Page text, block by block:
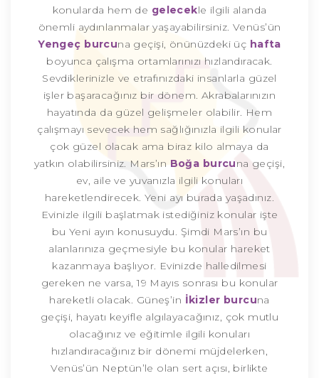
konularda hem de gelecekle ilgili alanda
önemli aydınlanmalar yaşayabilirsiniz. Venüs’ün
Yengeç burcuna geçişi, önünüzdeki üç hafta
boyunca çalışma ortamlarınızı hızlandıracak.
Sevdiklerinizle ve etrafınızdaki insanlarla güzel
işler başaracağınız bir dönem. Akrabalarınızın
hayatında da güzel gelişmeler olabilir. Hem
çalışmayı sevecek hem sağlığınızla ilgili konular
çok güzel olacak ama biraz kilo almaya da
yatkın olabilirsiniz. Mars’ın Boğa burcuna geçişi,
ev, aile ve yuvanızla ilgili konuları
hareketlendirecek. Yeni ayı burada yaşadınız.
Evinizle ilgili başlatmak istediğiniz konular işte
bu Yeni ayın konusuydu. Şimdi Mars’ın bu
alanlarınıza geçmesiyle bu konular hareket
kazanmaya başlıyor. Evinizde halledilmesi
gereken ne varsa, 19 Mayıs sonrası bu konular
hareketli olacak. Güneş’in İkizler burcuna
geçişi, hayatı keyifle algılayacağınız, çok mutlu
olacağınız ve eğitimle ilgili konuları
hızlandıracağınız bir dönemi müjdelerken,
Venüs’ün Neptün’le olan sert açısı, birlikte